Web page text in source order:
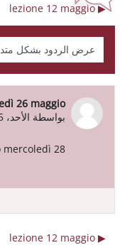
▶︎ lezione 12 maggio
نمط العرض
26 maggio
بواسطة الأحد، 25 مايو 2025، 4:26 PM
عدد الردود: 0
28
▶︎ lezione 12 maggio